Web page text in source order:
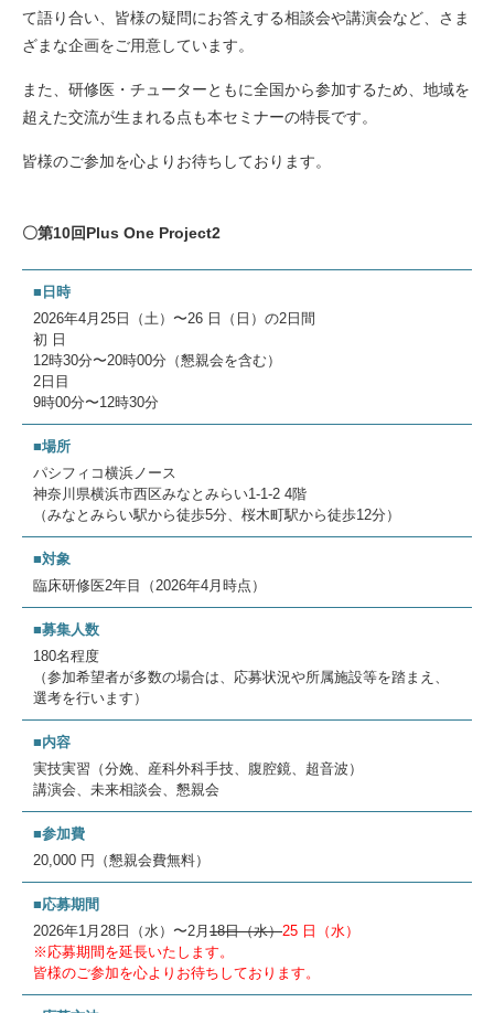
お問い合わせ
Contact
ダウンロード
Download
THANKS
THANKS
Site map
て語り合い、皆様の疑問にお答えする相談会や講演会など、さま
ざまな企画をご用意しています。
また、研修医・チューターともに全国から参加するため、地域を
超えた交流が生まれる点も本セミナーの特長です。
皆様のご参加を心よりお待ちしております。
〇第10回Plus One Project2
■日時
2026年4月25日（土）〜26 日（日）の2日間
初 日
12時30分〜20時00分（懇親会を含む）
2日目
9時00分〜12時30分
■場所
パシフィコ横浜ノース
神奈川県横浜市西区みなとみらい1-1-2 4階
（みなとみらい駅から徒歩5分、桜木町駅から徒歩12分）
■対象
臨床研修医2年目（2026年4月時点）
■募集人数
180名程度
（参加希望者が多数の場合は、応募状況や所属施設等を踏まえ、
選考を行います）
■内容
実技実習（分娩、産科外科手技、腹腔鏡、超音波）
講演会、未来相談会、懇親会
■参加費
20,000 円（懇親会費無料）
■応募期間
2026年1月28日（水）〜2月 18日（水）25 日（水）
※応募期間を延長いたします。
皆様のご参加を心よりお待ちしております。